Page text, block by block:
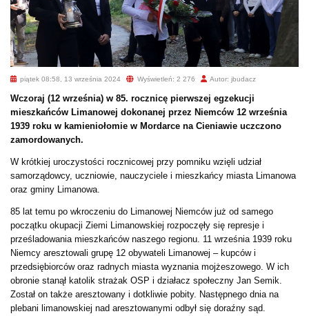
piątek 08:58, 13 września 2024 Wyświetleń: 2 276 Autor: jbudacz
Wczoraj (12 września) w 85. rocznicę pierwszej egzekucji
mieszkańców Limanowej dokonanej przez Niemców 12 września
1939 roku w kamieniołomie w Mordarce na Cieniawie uczczono
zamordowanych.
W krótkiej uroczystości rocznicowej przy pomniku wzięli udział
samorządowcy, uczniowie, nauczyciele i mieszkańcy miasta Limanowa
oraz gminy Limanowa.
85 lat temu po wkroczeniu do Limanowej Niemców już od samego
początku okupacji Ziemi Limanowskiej rozpoczęły się represje i
prześladowania mieszkańców naszego regionu. 11 września 1939 roku
Niemcy aresztowali grupę 12 obywateli Limanowej – kupców i
przedsiębiorców oraz radnych miasta wyznania mojżeszowego. W ich
obronie stanął katolik strażak OSP i działacz społeczny Jan Semik.
Został on także aresztowany i dotkliwie pobity. Następnego dnia na
plebani limanowskiej nad aresztowanymi odbył się doraźny sąd.